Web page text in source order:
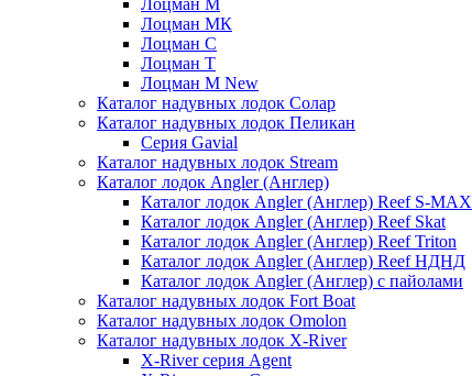
Лоцман М
Лоцман МК
Лоцман С
Лоцман Т
Лоцман М New
Каталог надувных лодок Солар
Каталог надувных лодок Пеликан
Серия Gavial
Каталог надувных лодок Stream
Каталог лодок Angler (Англер)
Каталог лодок Angler (Англер) Reef S-MAX
Каталог лодок Angler (Англер) Reef Skat
Каталог лодок Angler (Англер) Reef Triton
Каталог лодок Angler (Англер) Reef НДНД
Каталог лодок Angler (Англер) с пайолами
Каталог надувных лодок Fort Boat
Каталог надувных лодок Omolon
Каталог надувных лодок X-River
X-River серия Agent